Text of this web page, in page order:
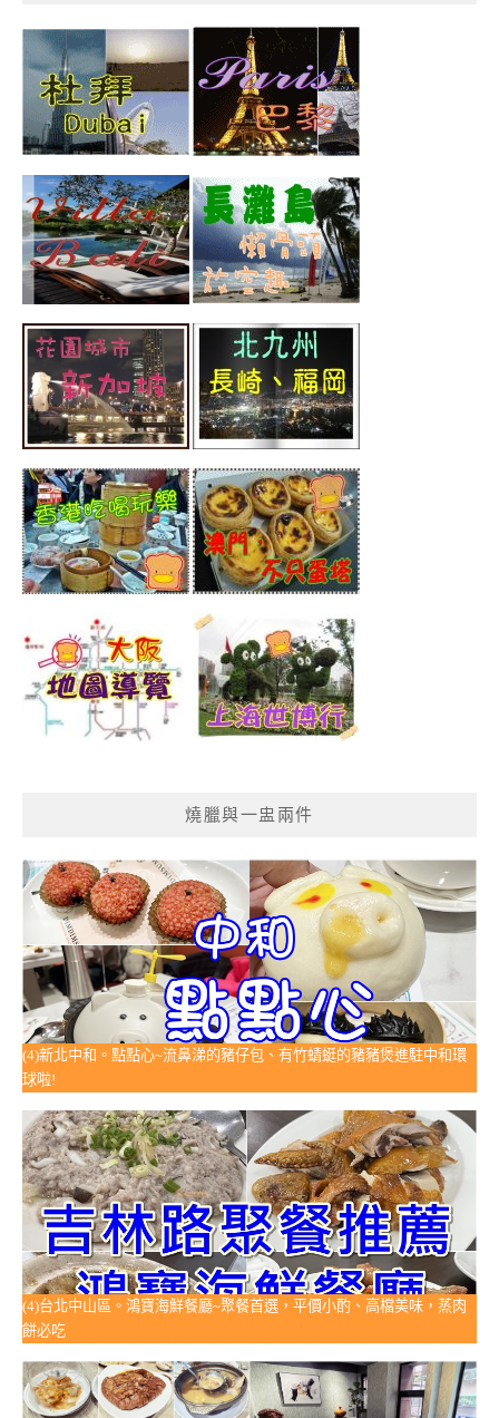
燒臘與一盅兩件
(4)新北中和。點點心~流鼻涕的豬仔包、有竹蜻蜓的豬豬煲進駐中和環
球啦!
(4)台北中山區。鴻寶海鮮餐廳~聚餐首選，平價小酌、高檔美味，蒸肉
餅必吃